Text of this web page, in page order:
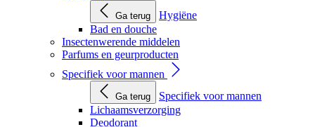
Ga terug
Hygiëne
Bad en douche
Insectenwerende middelen
Parfums en geurproducten
Specifiek voor mannen
Ga terug
Specifiek voor mannen
Lichaamsverzorging
Deodorant